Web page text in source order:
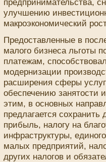
предприни­мательства,
улучшени­ю
макроэкономический
Предоставленные в
малого бизнеса льготы
платежам,
модерни­зации
расширени­я сферы
обеспечени­ю занятости
этим, в основных
предлагается
прибыль, налогу на
инфраструктуры,
малых предприятий,
других налогов и